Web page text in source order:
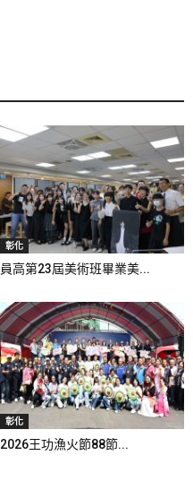
彰化
員高第23屆美術班畢業美...
彰化
2026王功漁火節88節...